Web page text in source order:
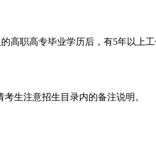
高职高专毕业学历后，有5年以上
生注意招生目录内的备注说明。